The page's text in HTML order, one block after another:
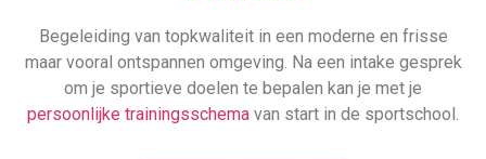
Begeleiding van topkwaliteit in een moderne en frisse
maar vooral ontspannen omgeving. Na een intake gesprek
om je sportieve doelen te bepalen kan je met je
persoonlijke trainingsschema van start in de sportschool.